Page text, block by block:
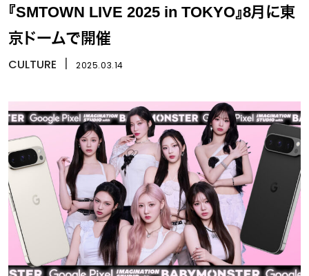
『SMTOWN LIVE 2025 in TOKYO』8月に東
京ドームで開催
CULTURE 2025.03.14